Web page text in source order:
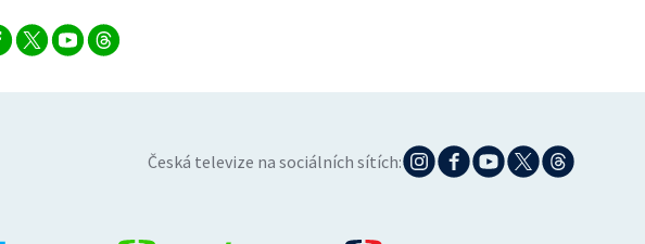
Česká televize na sociálních sítích: